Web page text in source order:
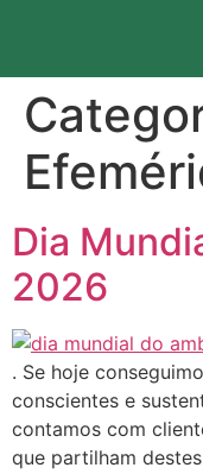
Dia
2026
. Se hoje
conscientes e
contamos com
que partilham